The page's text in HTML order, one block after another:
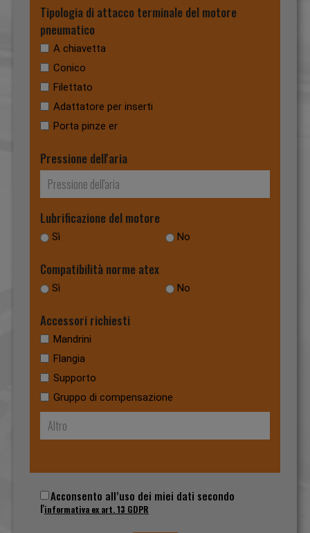
Tipologia di attacco terminale del motore
pneumatico
A chiavetta
Conico
Filettato
Adattatore per inserti
Porta pinze er
Pressione dell'aria
Lubrificazione del motore
Sì No
Compatibilità norme atex
Sì No
Accessori richiesti
Mandrini
Flangia
Supporto
Gruppo di compensazione
Acconsento all’uso dei miei dati secondo
l'informativa ex art. 13 GDPR